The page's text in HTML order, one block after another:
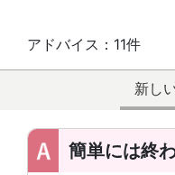
アドバイス：11件
新し
簡単には終